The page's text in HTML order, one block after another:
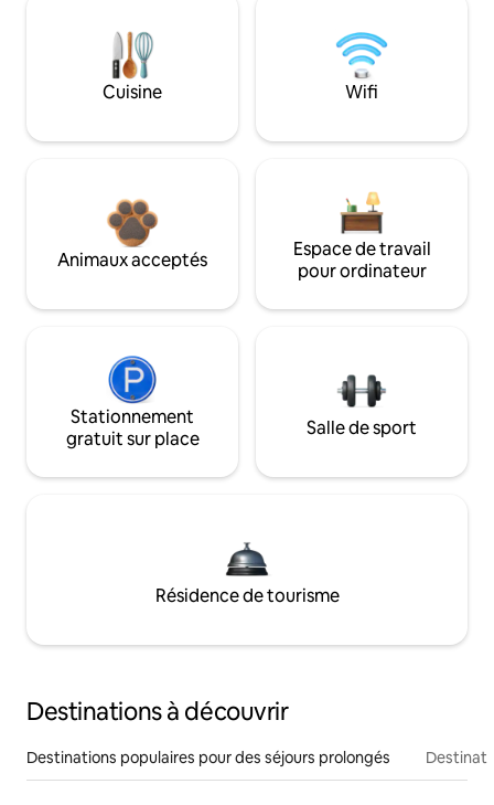
Cuisine Wifi
Animaux acceptés
Espace de travail
pour ordinateur
Stationnement
gratuit sur place
Salle de sport
Résidence de tourisme
Destinations à découvrir
Destinations populaires pour des séjours prolongés